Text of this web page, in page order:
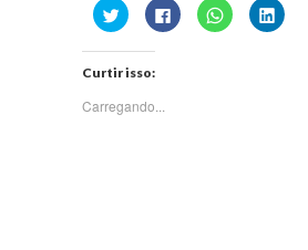
Clique
para
compartilhar
no
Twitter(abre
em
janela)
Clique
para
compartilhar
Clique
para
compartilhar
Clique
para
Curtir isso:
Carregando...